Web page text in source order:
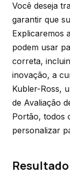
Você deseja
garantir que
Explicaremos
podem usar
correta,
inovação, a
Kubler-Ross,
de Avaliação
Portão, todos
personalizar
Resultado